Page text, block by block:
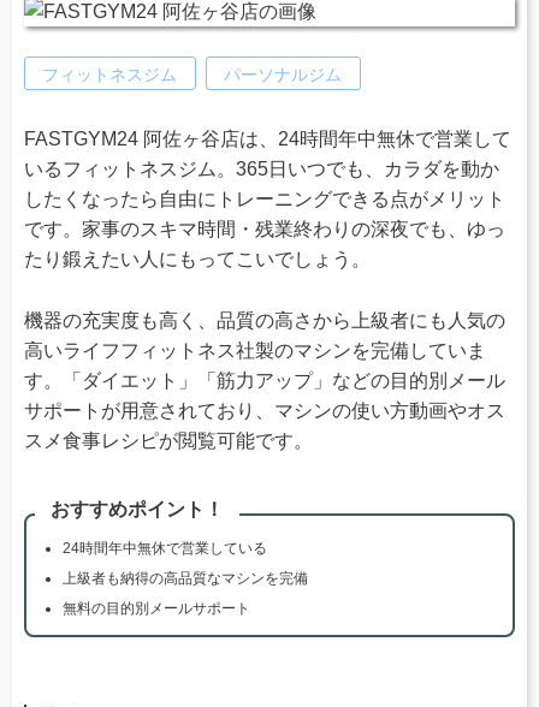
フィットネスジム パーソナルジム
FASTGYM24 阿佐ヶ谷店は、24時間年中無休で営業して
いるフィットネスジム。365日いつでも、カラダを動か
したくなったら自由にトレーニングできる点がメリット
です。家事のスキマ時間・残業終わりの深夜でも、ゆっ
たり鍛えたい人にもってこいでしょう。
機器の充実度も高く、品質の高さから上級者にも人気の
高いライフフィットネス社製のマシンを完備していま
す。「ダイエット」「筋力アップ」などの目的別メール
サポートが用意されており、マシンの使い方動画やオス
スメ食事レシピが閲覧可能です。
おすすめポイント！
24時間年中無休で営業している
上級者も納得の高品質なマシンを完備
無料の目的別メールサポート